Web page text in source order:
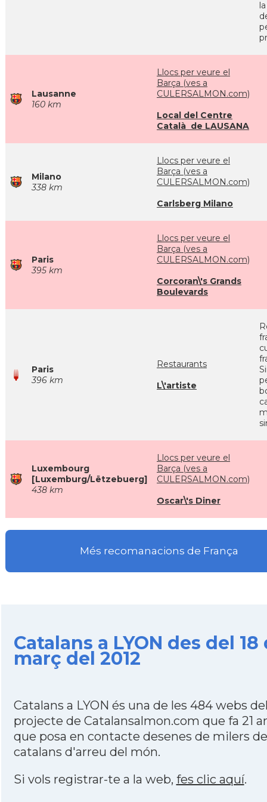
Lausanne
160 km
Llocs per veure el
Barça (ves a
CULERSALMON.com)
Local del Centre
Català de LAUSANA
Milano
338 km
Llocs per veure el
Barça (ves a
CULERSALMON.com)
Carlsberg Milano
Paris
395 km
Llocs per veure el
Barça (ves a
CULERSALMON.com)
Corcoran\'s Grands
Boulevards
Paris
396 km
Restaurants
L\'artiste
Luxembourg
[Luxemburg/Lëtzebuerg]
438 km
Llocs per veure el
Barça (ves a
CULERSALMON.com)
Oscar\'s Diner
Més recomanacions de França
Catalans a LYON des del 18
març del 2012
Catalans a LYON és una de les 484 webs
projecte de Catalansalmon.com que fa 21
que posa en contacte desenes de milers de
catalans d'arreu del món.
Si vols registrar-te a la web, fes clic aquí.